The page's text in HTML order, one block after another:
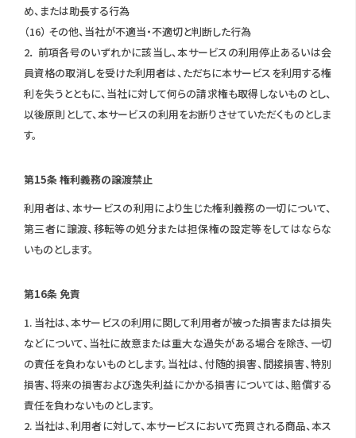
め、または助長する行為
（16） その他、当社が不適当・不適切と判断した行為
2． 前項各号のいずれかに該当し、本サービスの利用停止あるいは会
員資格の取消しを受けた利用者は、ただちに本サービスを利用する権
利を失うとともに、当社に対して何らの請求権も取得しないものとし、
以後原則として、本サービスの利用をお断りさせていただくものとしま
す。
第15条 権利義務の譲渡禁止
利用者は、本サービスの利用により生じた権利義務の一切について、
第三者に譲渡、移転等の処分または担保権の設定等をしてはならな
いものとします。
第16条 免責
1. 当社は、本サービスの利用に関して利用者が被った損害または損失
などについて、当社に故意または重大な過失がある場合を除き、一切
の責任を負わないものとします。当社は、付随的損害、間接損害、特別
損害、将来の損害および逸失利益にかかる損害については、賠償する
責任を負わないものとします。
2. 当社は、利用者に対して、本サービスにおいて売買される商品、本ス